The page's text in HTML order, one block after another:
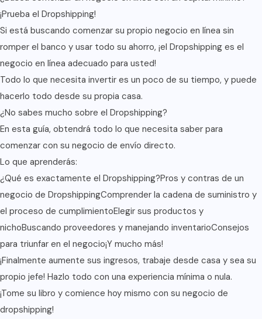
¡Prueba el Dropshipping!
Si está buscando comenzar su propio negocio en línea sin
romper el banco y usar todo su ahorro, ¡el Dropshipping es el
negocio en línea adecuado para usted!
Todo lo que necesita invertir es un poco de su tiempo, y puede
hacerlo todo desde su propia casa.
¿No sabes mucho sobre el Dropshipping?
En esta guía, obtendrá todo lo que necesita saber para
comenzar con su negocio de envío directo.
Lo que aprenderás:
¿Qué es exactamente el Dropshipping?Pros y contras de un
negocio de DropshippingComprender la cadena de suministro y
el proceso de cumplimientoElegir sus productos y
nichoBuscando proveedores y manejando inventarioConsejos
para triunfar en el negocio¡Y mucho más!
¡Finalmente aumente sus ingresos, trabaje desde casa y sea su
propio jefe! Hazlo todo con una experiencia mínima o nula.
¡Tome su libro y comience hoy mismo con su negocio de
dropshipping!